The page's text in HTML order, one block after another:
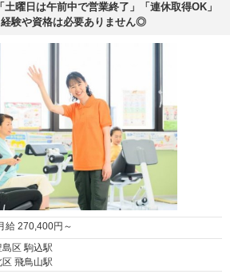
曜日は午前中で営業終了」「連休取得OK」
経験や資格は必要ありません◎
給 270,400円～
区 駒込駅
飛鳥山駅